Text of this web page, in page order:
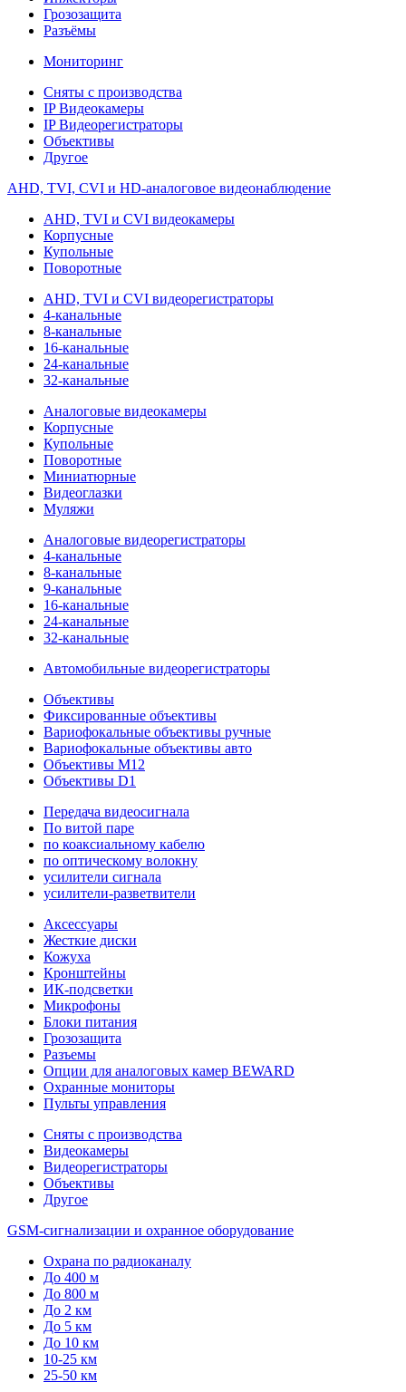
Грозозащита
Разъёмы
Мониторинг
Сняты с производства
IP Видеокамеры
IP Видеорегистраторы
Объективы
Другое
AHD, TVI, CVI и HD-аналоговое видеонаблюдение
AHD, TVI и CVI видеокамеры
Корпусные
Купольные
Поворотные
AHD, TVI и CVI видеорегистраторы
4-канальные
8-канальные
16-канальные
24-канальные
32-канальные
Аналоговые видеокамеры
Корпусные
Купольные
Поворотные
Миниатюрные
Видеоглазки
Муляжи
Аналоговые видеорегистраторы
4-канальные
8-канальные
9-канальные
16-канальные
24-канальные
32-канальные
Автомобильные видеорегистраторы
Объективы
Фиксированные объективы
Вариофокальные объективы ручные
Вариофокальные объективы авто
Объективы M12
Объективы D1
Передача видеосигнала
По витой паре
по коаксиальному кабелю
по оптическому волокну
усилители сигнала
усилители-разветвители
Аксессуары
Жесткие диски
Кожуха
Кронштейны
ИК-подсветки
Микрофоны
Блоки питания
Грозозащита
Разъемы
Опции для аналоговых камер BEWARD
Охранные мониторы
Пульты управления
Сняты с производства
Видеокамеры
Видеорегистраторы
Объективы
Другое
GSM-сигнализации и охранное оборудование
Охрана по радиоканалу
До 400 м
До 800 м
До 2 км
До 5 км
До 10 км
10-25 км
25-50 км